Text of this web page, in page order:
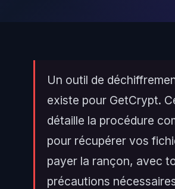
Un outil de
existe pour GetCrypt.
détaille la procédure
pour récupérer vos
payer la rançon, avec
précautions